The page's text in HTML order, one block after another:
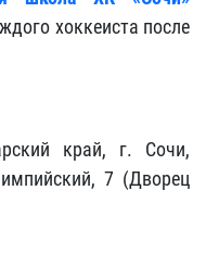
хоккеиста после
край, г. Сочи,
7 (Дворец